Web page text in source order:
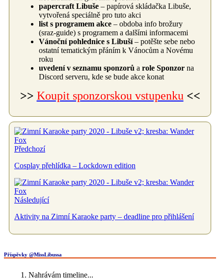
papercraft Libuše – papírová skládačka Libuše,
vytvořená speciálně pro tuto akci
list s programem akce – obdoba info brožury
(sraz-guide) s programem a dalšími informacemi
Vánoční pohlednice s Libuší– potěšte sebe nebo
ostatní tematickým přáním k Vánocům a Novému
roku
uvedení v seznamu sponzorů a role Sponzor na
Discord serveru, kde se bude akce konat
>> Koupit sponzorskou vstupenku <<
Předchozí
Cosplay přehlídka – Lockdown edition
Následující
Aktivity na Zimní Karaoke party – deadline pro přihlášení
Příspěvky @MissLibussa
Nahrávám timeline...